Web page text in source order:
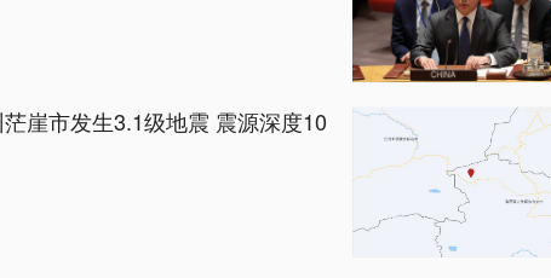
崖市发生3.1级地震 震源深度10